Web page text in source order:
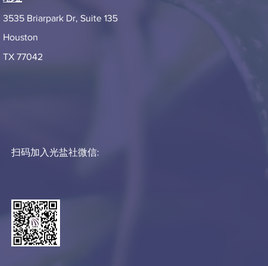
3535 Briarpark Dr, Suite 135
Houston
TX 77042
扫码加入光盐社微信: